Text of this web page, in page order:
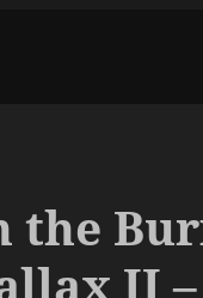
the
II –